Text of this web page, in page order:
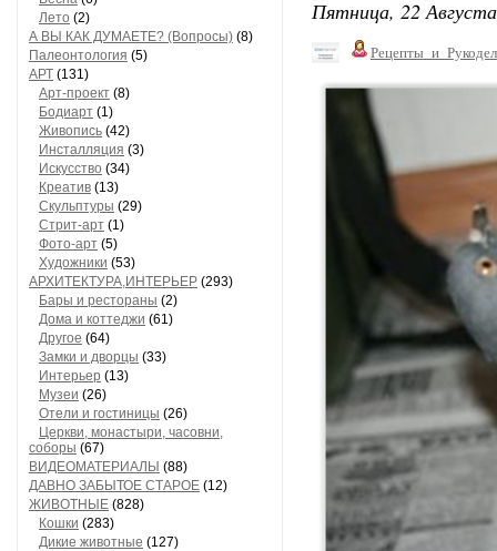
Лето (2)
А ВЫ КАК ДУМАЕТЕ? (Вопросы) (8)
Палеонтология (5)
АРТ (131)
Арт-проект (8)
Бодиарт (1)
Живопись (42)
Инсталляция (3)
Искусство (34)
Креатив (13)
Скульптуры (29)
Стрит-арт (1)
Фото-арт (5)
Художники (53)
АРХИТЕКТУРА,ИНТЕРЬЕР (293)
Бары и рестораны (2)
Дома и коттеджи (61)
Другое (64)
Замки и дворцы (33)
Интерьер (13)
Музеи (26)
Отели и гостиницы (26)
Церкви, монастыри, часовни,
соборы (67)
ВИДЕОМАТЕРИАЛЫ (88)
ДАВНО ЗАБЫТОЕ СТАРОЕ (12)
ЖИВОТНЫЕ (828)
Кошки (283)
Дикие животные (127)
Пятница, 22